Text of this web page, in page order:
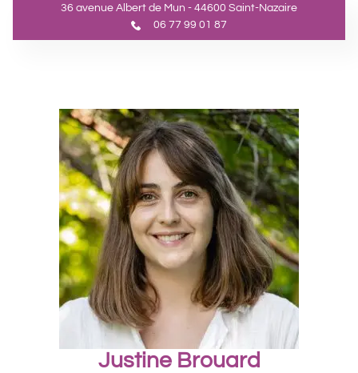
36 avenue Albert de Mun - 44600 Saint-Nazaire
06 77 99 01 87
Justine Brouard